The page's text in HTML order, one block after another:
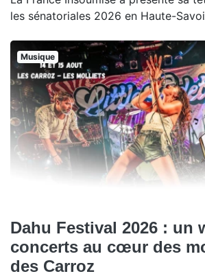
les sénatoriales 2026 en Haute-
Musique
Dahu Festival 2026 : un
concerts au cœur des
des Carroz